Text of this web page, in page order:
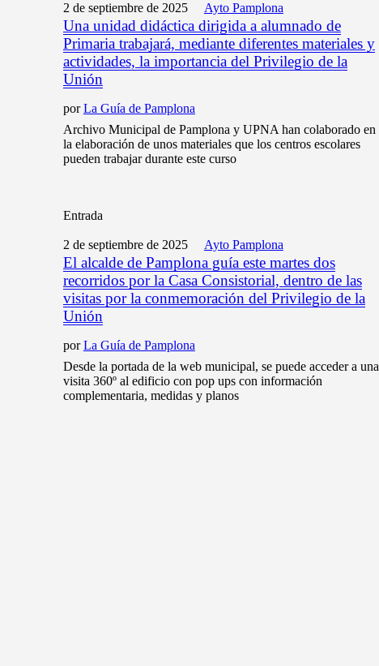
2 de septiembre de 2025 Ayto Pamplona
Una unidad didáctica dirigida a alumnado de
Primaria trabajará, mediante diferentes materiales y
actividades, la importancia del Privilegio de la
Unión
porLa Guía de Pamplona
Archivo Municipal de Pamplona y UPNA han colaborado en
la elaboración de unos materiales que los centros escolares
pueden trabajar durante este curso
Entrada
2 de septiembre de 2025 Ayto Pamplona
El alcalde de Pamplona guía este martes dos
recorridos por la Casa Consistorial, dentro de las
visitas por la conmemoración del Privilegio de la
Unión
porLa Guía de Pamplona
Desde la portada de la web municipal, se puede acceder a una
visita 360º al edificio con pop ups con información
complementaria, medidas y planos